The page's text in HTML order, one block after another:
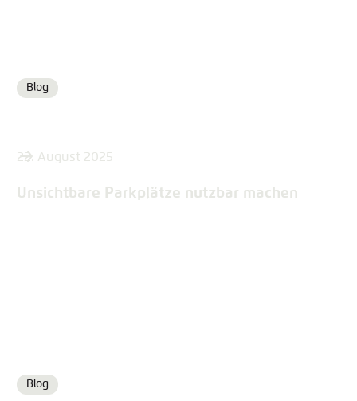
Format
Blog
22. August 2025
Unsichtbare Parkplätze nutzbar machen
Format
Blog